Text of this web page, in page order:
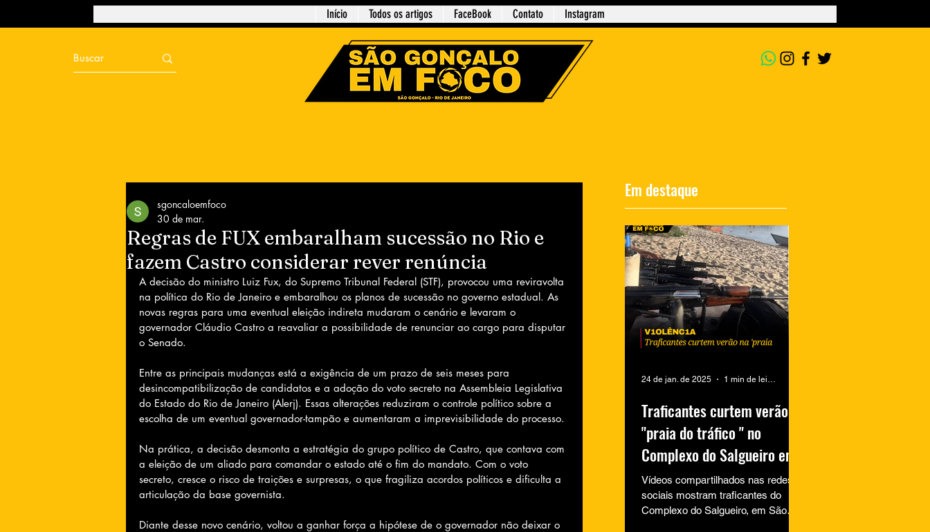
Início Todos os artigos FaceBook Contato Instagram
Regras de FUX embaralham sucessão no Rio e
fazem Castro considerar rever renúncia
sgoncaloemfoco
30 de mar.
A decisão do ministro Luiz Fux, do Supremo Tribunal Federal (STF), provocou uma reviravolta
na política do Rio de Janeiro e embaralhou os planos de sucessão no governo estadual. As
novas regras para uma eventual eleição indireta mudaram o cenário e levaram o
governador Cláudio Castro a reavaliar a possibilidade de renunciar ao cargo para disputar
o Senado.
Entre as principais mudanças está a exigência de um prazo de seis meses para
desincompatibilização de candidatos e a adoção do voto secreto na Assembleia Legislativa
do Estado do Rio de Janeiro (Alerj). Essas alterações reduziram o controle político sobre a
escolha de um eventual governador-tampão e aumentaram a imprevisibilidade do processo.
Na prática, a decisão desmonta a estratégia do grupo político de Castro, que contava com
a eleição de um aliado para comandar o estado até o fim do mandato. Com o voto
secreto, cresce o risco de traições e surpresas, o que fragiliza acordos políticos e dificulta a
articulação da base governista.
Diante desse novo cenário, voltou a ganhar força a hipótese de o governador não deixar o
Em destaque
Traficantes curtem verão na
"praia do tráfico " no
Complexo do Salgueiro em
São Gonçalo
Vídeos compartilhados nas redes
sociais mostram traficantes do
Complexo do Salgueiro, em São
24 de jan. de 2025